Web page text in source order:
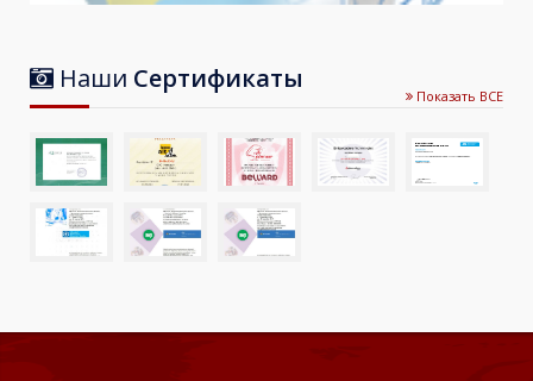
Наши Сертификаты
Показать ВСЕ